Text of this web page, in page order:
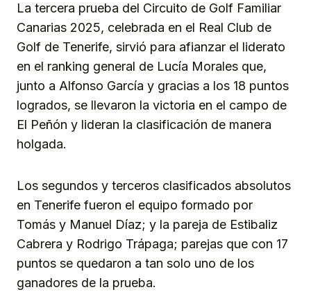
La tercera prueba del Circuito de Golf Familiar
Canarias 2025, celebrada en el Real Club de
Golf de Tenerife, sirvió para afianzar el liderato
en el ranking general de Lucía Morales que,
junto a Alfonso García y gracias a los 18 puntos
logrados, se llevaron la victoria en el campo de
El Peñón y lideran la clasificación de manera
holgada.
Los segundos y terceros clasificados absolutos
en Tenerife fueron el equipo formado por
Tomás y Manuel Díaz; y la pareja de Estibaliz
Cabrera y Rodrigo Trápaga; parejas que con 17
puntos se quedaron a tan solo uno de los
ganadores de la prueba.